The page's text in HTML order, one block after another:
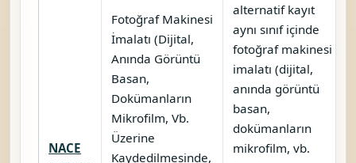
NACE
Fotoğraf Makinesi
İmalatı (Dijital,
Anında Görüntü
Basan,
Dokümanların
Mikrofilm, Vb.
Üzerine
Kaydedilmesinde,
alternatif kayıt
aynı sınıf içinde
fotoğraf makinesi
imalatı (dijital,
anında görüntü
basan,
dokümanların
mikrofilm, vb.